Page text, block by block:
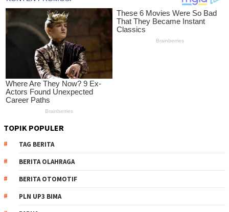
TOPIK POPULER
TAG BERITA
BERITA OLAHRAGA
BERITA OTOMOTIF
PLN UP3 BIMA